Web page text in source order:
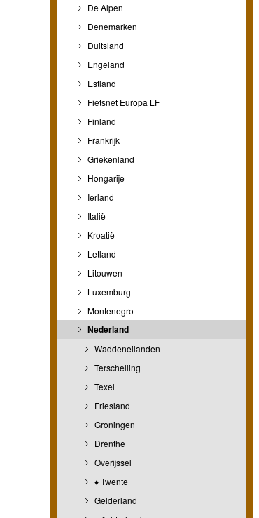
De Alpen
Denemarken
Duitsland
Engeland
Estland
Fietsnet Europa LF
Finland
Frankrijk
Griekenland
Hongarije
Ierland
Italië
Kroatië
Letland
Litouwen
Luxemburg
Montenegro
Nederland
Waddeneilanden
Terschelling
Texel
Friesland
Groningen
Drenthe
Overijssel
♦ Twente
Gelderland